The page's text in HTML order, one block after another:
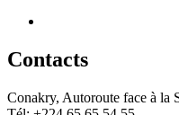
Contacts
Conakry, Autoroute face à